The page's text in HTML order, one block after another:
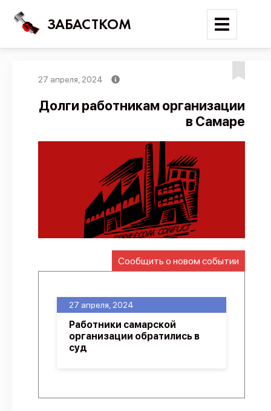
ЗАБАСТКОМ
Новости
Карта событий
Трудовые конфликты
Отчеты
Предложить публикацию
API
Политика конфиденциальности
27 апреля, 2024
Долги работникам организации
в Самаре
Сообщить о новом событии
27 апреля, 2024
Работники самарской
организации обратились в
суд